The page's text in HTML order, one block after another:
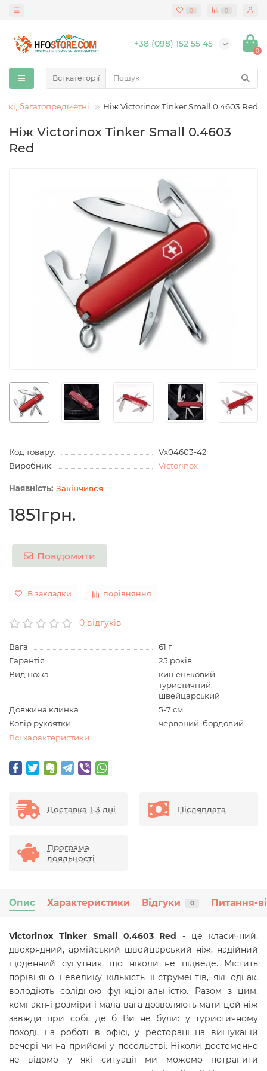
0 0
+38 (098) 152 55 45
0
Всі категорії
багатопредметні Ніж Victorinox Tinker Small 0.4603 Red
Ніж Victorinox Tinker Small 0.4603
Red
Код товару:
Vx04603-42
Виробник:
Victorinox
Закінчився
1851грн.
Повідомити
В закладки порівняння
0 відгуків
Вага
61 г
Гарантія
25 років
Вид ножа
кишеньковий,
туристичний,
швейцарський
Довжина клинка
5-7 см
Колір рукоятки
червоний, бордовий
Всі характеристики
Доставка 1-3 дні Післяплата
Програма
лояльності
Опис Характеристики Відгуки 0 Питання-
Victorinox Tinker Small 0.4603 Red - це класичний,
двохрядний, армійський швейцарський ніж, надійний
щоденний супутник, що ніколи не підведе. Містить
порівняно невелику кількість інструментів, які однак,
володіють солідною функціональністю. Разом з цим,
компактні розміри і мала вага дозволяють мати цей ніж
завжди при собі, де б Ви не були: у туристичному
поході, на роботі в офісі, у ресторані на вишуканій
вечері чи на прийомі у посольстві. Ніколи достеменно
не відомо у які ситуації ми можемо потрапити